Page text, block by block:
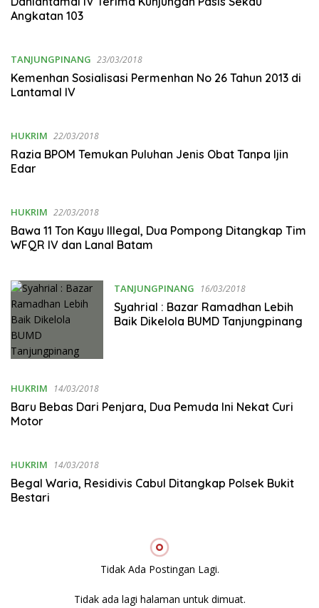
Angkatan 103
TANJUNGPINANG 23/03/2018
Kemenhan Sosialisasi Permenhan No 26 Tahun 2013 di
Lantamal IV
HUKRIM 22/03/2018
Razia BPOM Temukan Puluhan Jenis Obat Tanpa Ijin
Edar
HUKRIM 22/03/2018
Bawa 11 Ton Kayu Illegal, Dua Pompong Ditangkap Tim
WFQR IV dan Lanal Batam
TANJUNGPINANG 16/03/2018
Syahrial : Bazar Ramadhan Lebih
Baik Dikelola BUMD Tanjungpinang
HUKRIM 14/03/2018
Baru Bebas Dari Penjara, Dua Pemuda Ini Nekat Curi
Motor
HUKRIM 14/03/2018
Begal Waria, Residivis Cabul Ditangkap Polsek Bukit
Bestari
Tidak Ada Postingan Lagi.
Tidak ada lagi halaman untuk dimuat.